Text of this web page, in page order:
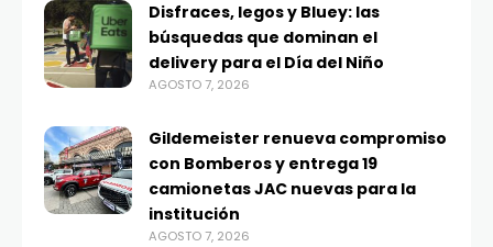
Disfraces, legos y Bluey: las
búsquedas que dominan el
delivery para el Día del Niño
AGOSTO 7, 2026
Gildemeister renueva compromiso
con Bomberos y entrega 19
camionetas JAC nuevas para la
institución
AGOSTO 7, 2026